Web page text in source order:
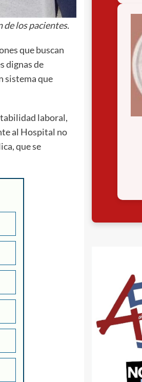
de los pacientes.
que buscan
dignas de
sistema que
laboral,
al Hospital no
que se